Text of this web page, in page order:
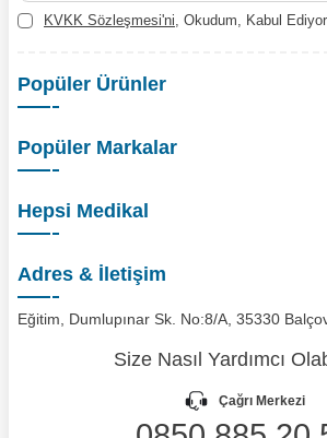
KVKK Sözleşmesi'ni , Okudum, Kabul
Popüler Ürünler
Popüler Markalar
Hepsi Medikal
Adres & İletişim
Eğitim, Dumlupınar Sk. No:8/A, 35330
Size Nasıl Yardımcı
Çağrı Merkezi